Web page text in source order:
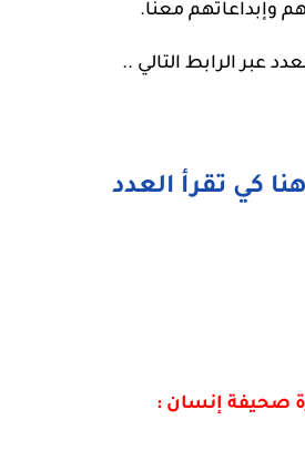
وإبداعاتهم معنا.
عبر الرابط التالي ..
كي تقرأ العدد
صحيفة إنسان :